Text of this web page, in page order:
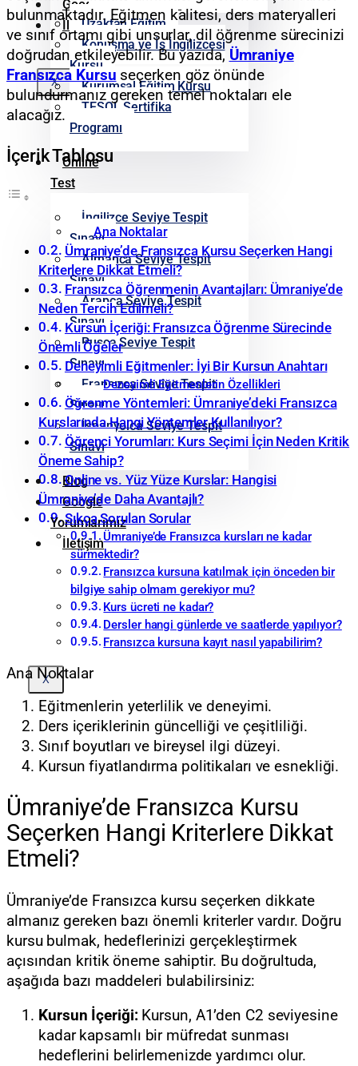
Google Yorumlarımız
İletişim
X
Uzaktan Eğitim
Konuşma ve İş İngilizcesi
Kursu
Kurumsal Eğitim Kursu
TESOL Sertifika
Programı
Online
Test
İngilizce Seviye Tespit
Sınavı
Almanca Seviye Tespit
Sınavı
Arapça Seviye Tespit
Sınavı
Rusça Seviye Tespit
Sınavı
Fransızca Seviye Tespit
Sınavı
İspanyolca Seviye Tespit
Sınavı
Blog
Google
Yorumlarımız
İletişim
X
bulunmaktadır. Eğitmen kalitesi, ders materyalleri
ve sınıf ortamı gibi unsurlar, dil öğrenme sürecinizi
doğrudan etkileyebilir. Bu yazıda, Ümraniye
Fransızca Kursu seçerken göz önünde
bulundurmanız gereken temel noktaları ele
alacağız.
İçerik Tablosu
Ana Noktalar
Ümraniye’de Fransızca Kursu Seçerken Hangi
Kriterlere Dikkat Etmeli?
Fransızca Öğrenmenin Avantajları: Ümraniye’de
Neden Tercih Edilmeli?
Kursun İçeriği: Fransızca Öğrenme Sürecinde
Önemli Öğeler
Deneyimli Eğitmenler: İyi Bir Kursun Anahtarı
Deneyimli Eğitmenlerin Özellikleri
Öğrenme Yöntemleri: Ümraniye’deki Fransızca
Kurslarında Hangi Yöntemler Kullanılıyor?
Öğrenci Yorumları: Kurs Seçimi İçin Neden Kritik
Öneme Sahip?
Online vs. Yüz Yüze Kurslar: Hangisi
Ümraniye’de Daha Avantajlı?
Sıkça Sorulan Sorular
Ümraniye’de Fransızca kursları ne kadar
sürmektedir?
Fransızca kursuna katılmak için önceden bir
bilgiye sahip olmam gerekiyor mu?
Kurs ücreti ne kadar?
Dersler hangi günlerde ve saatlerde yapılıyor?
Fransızca kursuna kayıt nasıl yapabilirim?
Ana Noktalar
Eğitmenlerin yeterlilik ve deneyimi.
Ders içeriklerinin güncelliği ve çeşitliliği.
Sınıf boyutları ve bireysel ilgi düzeyi.
Kursun fiyatlandırma politikaları ve esnekliği.
Ümraniye’de Fransızca Kursu
Seçerken Hangi Kriterlere Dikkat
Etmeli?
Ümraniye’de Fransızca kursu seçerken dikkate
almanız gereken bazı önemli kriterler vardır. Doğru
kursu bulmak, hedeflerinizi gerçekleştirmek
açısından kritik öneme sahiptir. Bu doğrultuda,
aşağıda bazı maddeleri bulabilirsiniz:
Kursun İçeriği:Kursun, A1’den C2 seviyesine
kadar kapsamlı bir müfredat sunması
hedeflerini belirlemenizde yardımcı olur.